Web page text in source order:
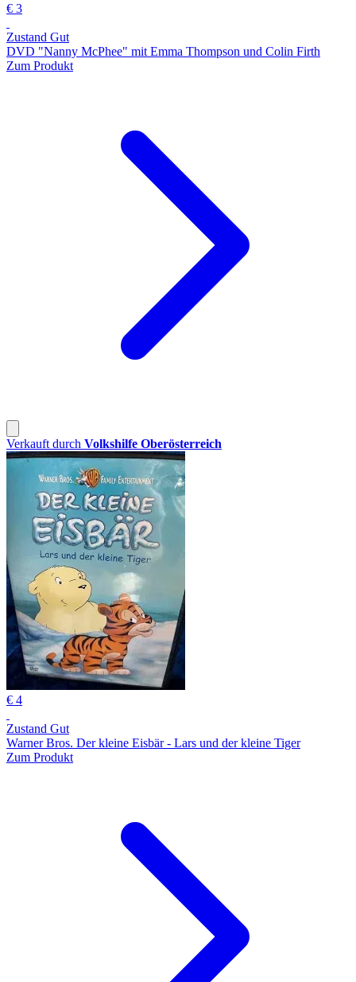
€ 3
Zustand Gut
DVD "Nanny McPhee" mit Emma Thompson und Colin Firth
Zum Produkt
Verkauft durch Volkshilfe Oberösterreich
€ 4
Zustand Gut
Warner Bros. Der kleine Eisbär - Lars und der kleine Tiger
Zum Produkt